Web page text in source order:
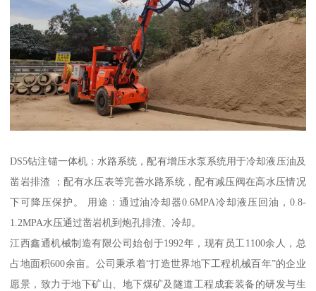
DS5钻注锚一体机：水路系统，配有增压水泵系统用于冷却液压油及
凿岩排渣 ；配有水压表等完善水路系统，配有减压阀在高水压情况
下可降压保护。 用途：通过油冷却器0.6MPA冷却液压回油，0.8-
1.2MPA水压通过凿岩机到炮孔排渣、冷却。
江西鑫通机械制造有限公司始创于1992年，现有员工1100余人，总
占地面积600余亩。公司秉承着“打造世界地下工程机械百年”的企业
愿景，致力于地下矿山、地下煤矿及隧道工程成套装备的研发与生